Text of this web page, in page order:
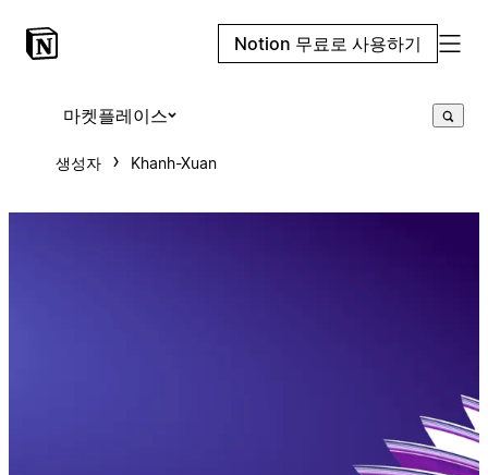
Notion 무료로 사용하기
마켓플레이스
생성자 Khanh-Xuan